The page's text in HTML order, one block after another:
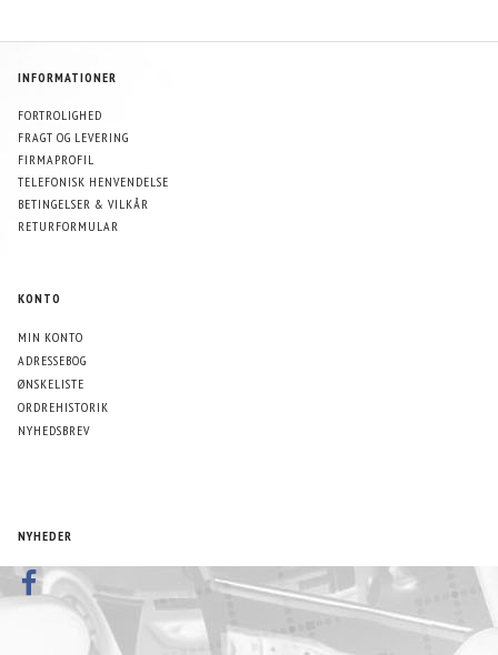
INFORMATIONER
FORTROLIGHED
FRAGT OG LEVERING
FIRMAPROFIL
TELEFONISK HENVENDELSE
BETINGELSER & VILKÅR
RETURFORMULAR
KONTO
MIN KONTO
ADRESSEBOG
ØNSKELISTE
ORDREHISTORIK
NYHEDSBREV
NYHEDER